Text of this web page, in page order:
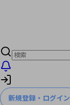
新規登録・ログイン